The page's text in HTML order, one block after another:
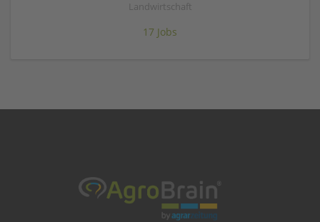
Landwirtschaft
17 Jobs